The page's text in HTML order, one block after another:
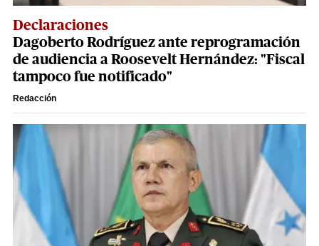
Declaraciones
Dagoberto Rodríguez ante reprogramación
de audiencia a Roosevelt Hernández: "Fiscal
tampoco fue notificado"
Redacción